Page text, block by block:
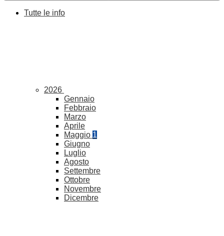
Tutte le info
2026
Gennaio
Febbraio
Marzo
Aprile
Maggio 1
Giugno
Luglio
Agosto
Settembre
Ottobre
Novembre
Dicembre